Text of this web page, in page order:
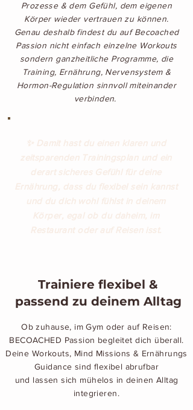
Prozesse & dem Gefühl, dem eigenen
Körper wieder vertrauen zu können.
Genau deshalb findest du auf Becoached
Passion nicht einfach einzelne Workouts
sondern ganzheitliche Programme, die
Training, Ernährung, Nervensystem &
Hormon-Regulation sinnvoll miteinander
verbinden.
✨ Damit hast du einen klaren und
zeitsparenden Trainingsplan und ein
derart sicheres Gefühl für deine
Ernährung, dass du flexibel sein kannst
und du dich wohl fühlst in deinem
Körper, egal ob du daheim, im
Restaurant oder auf Reisen isst.
Trainiere flexibel &
passend zu deinem Alltag
Ob zuhause, im Gym oder auf Reisen:
BECOACHED Passion begleitet dich überall.
Deine Workouts, Mind Missions & Ernährungs
Guidance sind flexibel abrufbar
und lassen sich mühelos in deinen Alltag
integrieren.